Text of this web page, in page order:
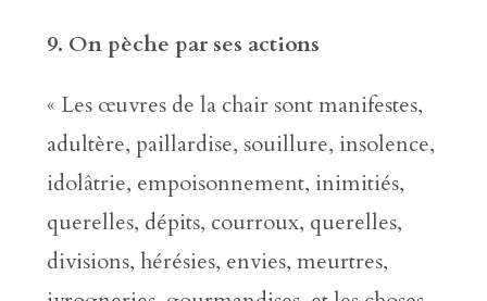
9. On pèche par ses actions
« Les œuvres de la chair sont manifestes,
adultère, paillardise, souillure, insolence,
idolâtrie, empoisonnement, inimitiés,
querelles, dépits, courroux, querelles,
divisions, hérésies, envies, meurtres,